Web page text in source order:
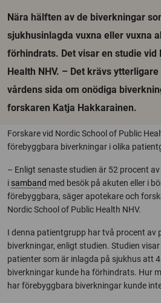
Nära hälften av de biverkningar
sjukhusinlagda vuxna eller vuxna
förhindrats. Det visar en studie vid
Health NHV. – Det krävs
vårdens sida om onödiga
forskaren Katja Hakkarainen.
Forskare vid Nordic School of Public
förebyggbara biverkningar i olika
– Enligt senaste studien är 52 procent
i samband med besök på akuten eller i
förebyggbara, säger apotekare och
Nordic School of Public Health NHV.
I denna patientgrupp har två procent av
biverkningar, enligt studien. Studien
patienter som är inlagda på sjukhus att
biverkningar kunde ha förhindrats. Hur
har förebyggbara biverkningar kunde